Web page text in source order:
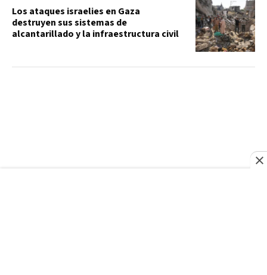
Los ataques israelies en Gaza
destruyen sus sistemas de
alcantarillado y la infraestructura civil